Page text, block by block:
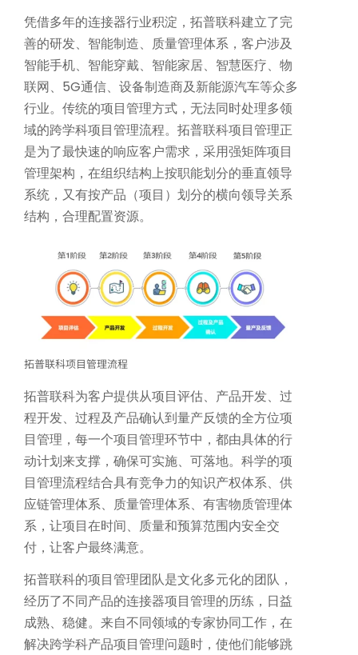
攻克高速背板瓶颈，赋能AI集群，实现超低延迟与海量数据的高效传导
机器人精密互连方案
专攻微型化场景，为人形机器人手指关节提供高柔性与高精度信号传输
芯片测试高频方案
凭借多年的连接器行业积淀，拓普联科建立了完
善的研发、智能制造、质量管理体系，客户涉及
智能手机、智能穿戴、智能家居、智慧医疗、物
联网、5G通信、设备制造商及新能源汽车等众多
行业。传统的项目管理方式，无法同时处理多领
域的跨学科项目管理流程。拓普联科项目管理正
是为了最快速的响应客户需求，采用强矩阵项目
管理架构，在组织结构上按职能划分的垂直领导
系统，又有按产品（项目）划分的横向领导关系
结构，合理配置资源。
拓普联科项目管理流程
拓普联科为客户提供从项目评估、产品开发、过
程开发、过程及产品确认到量产反馈的全方位项
目管理，每一个项目管理环节中，都由具体的行
动计划来支撑，确保可实施、可落地。科学的项
目管理流程结合具有竞争力的知识产权体系、供
应链管理体系、质量管理体系、有害物质管理体
系，让项目在时间、质量和预算范围内安全交
付，让客户最终满意。
拓普联科的项目管理团队是文化多元化的团队，
经历了不同产品的连接器项目管理的历练，日益
成熟、稳健。来自不同领域的专家协同工作，在
解决跨学科产品项目管理问题时，使他们能够跳